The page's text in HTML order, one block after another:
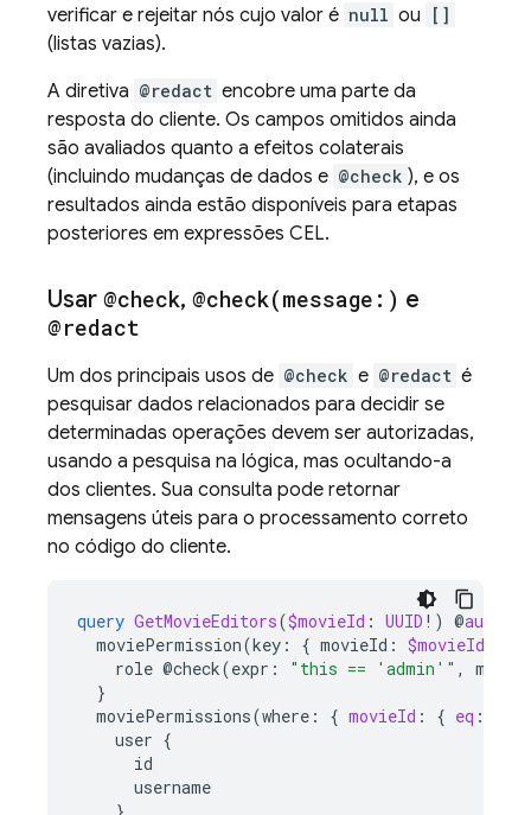
verificar e rejeitar nós cujo valor é null ou []
(listas vazias).
A diretiva @redact encobre uma parte da
resposta do cliente. Os campos omitidos ainda
são avaliados quanto a efeitos colaterais
(incluindo mudanças de dados e @check ), e os
resultados ainda estão disponíveis para etapas
posteriores em expressões CEL.
Usar @check, @check(message:) e
@redact
Um dos principais usos de @check e @redact é
pesquisar dados relacionados para decidir se
determinadas operações devem ser autorizadas,
usando a pesquisa na lógica, mas ocultando-a
dos clientes. Sua consulta pode retornar
mensagens úteis para o processamento correto
no código do cliente.
query GetMovieEditors($movieId : UUID !) @auth
moviePermission(key : { movieId : $movieId
role @check(expr : "this == 'admin'" ,
}
moviePermissions(where:
{ movieId : { eq :
user {
id
username